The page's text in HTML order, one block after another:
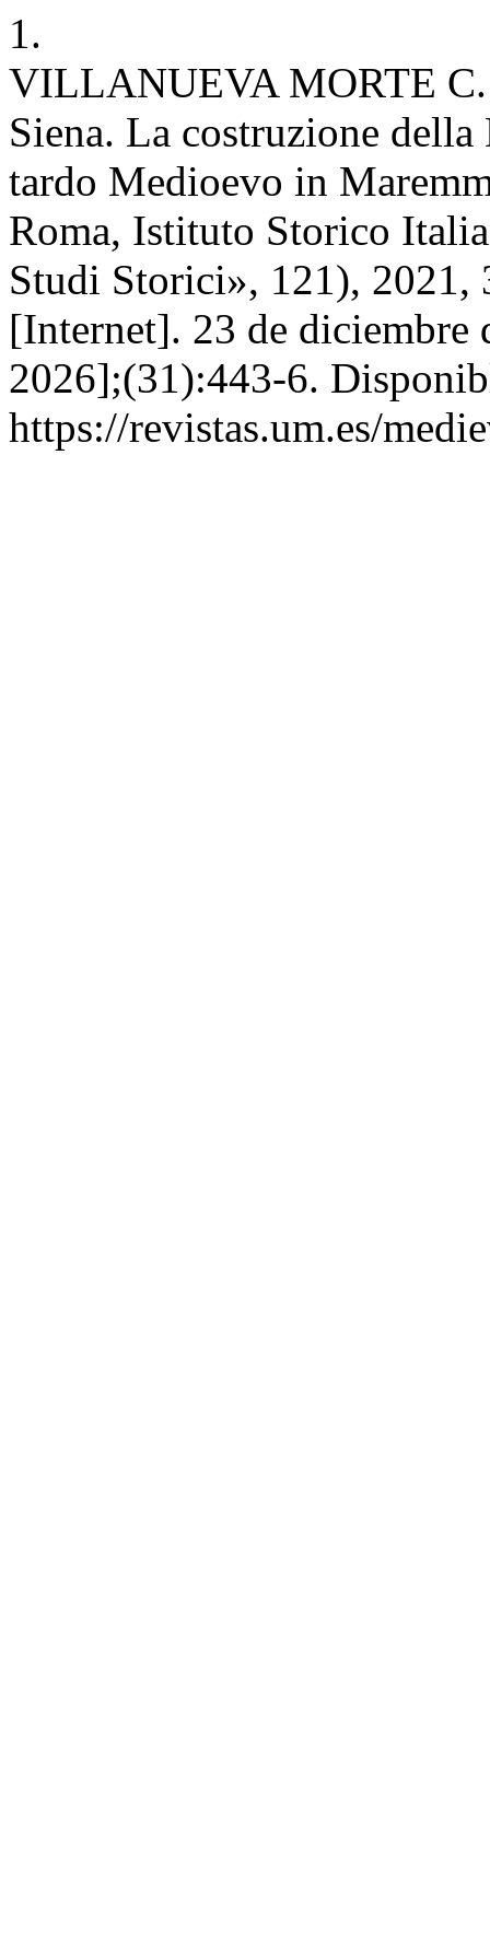
1.
VILLANUEVA MORTE
Siena. La costruzione
tardo Medioevo in
Roma, Istituto Storico
Studi Storici», 121), 2021,
[Internet]. 23 de diciembre
2026];(31):443-6.
https://revistas.um.es/